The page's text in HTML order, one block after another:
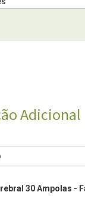
Adicional
30 Ampolas -